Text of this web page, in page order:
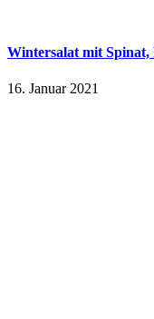
Wintersalat mit Spinat,
16. Januar 2021